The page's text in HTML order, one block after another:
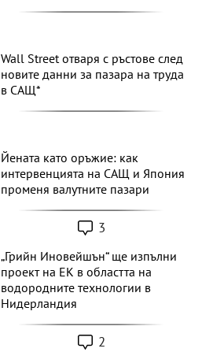
Wall Street отваря с ръстове след
новите данни за пазара на труда
в САЩ*
Йената като оръжие: как
интервенцията на САЩ и Япония
променя валутните пазари
3
„Грийн Иновейшън“ ще изпълни
проект на ЕК в областта на
водородните технологии в
Нидерландия
2